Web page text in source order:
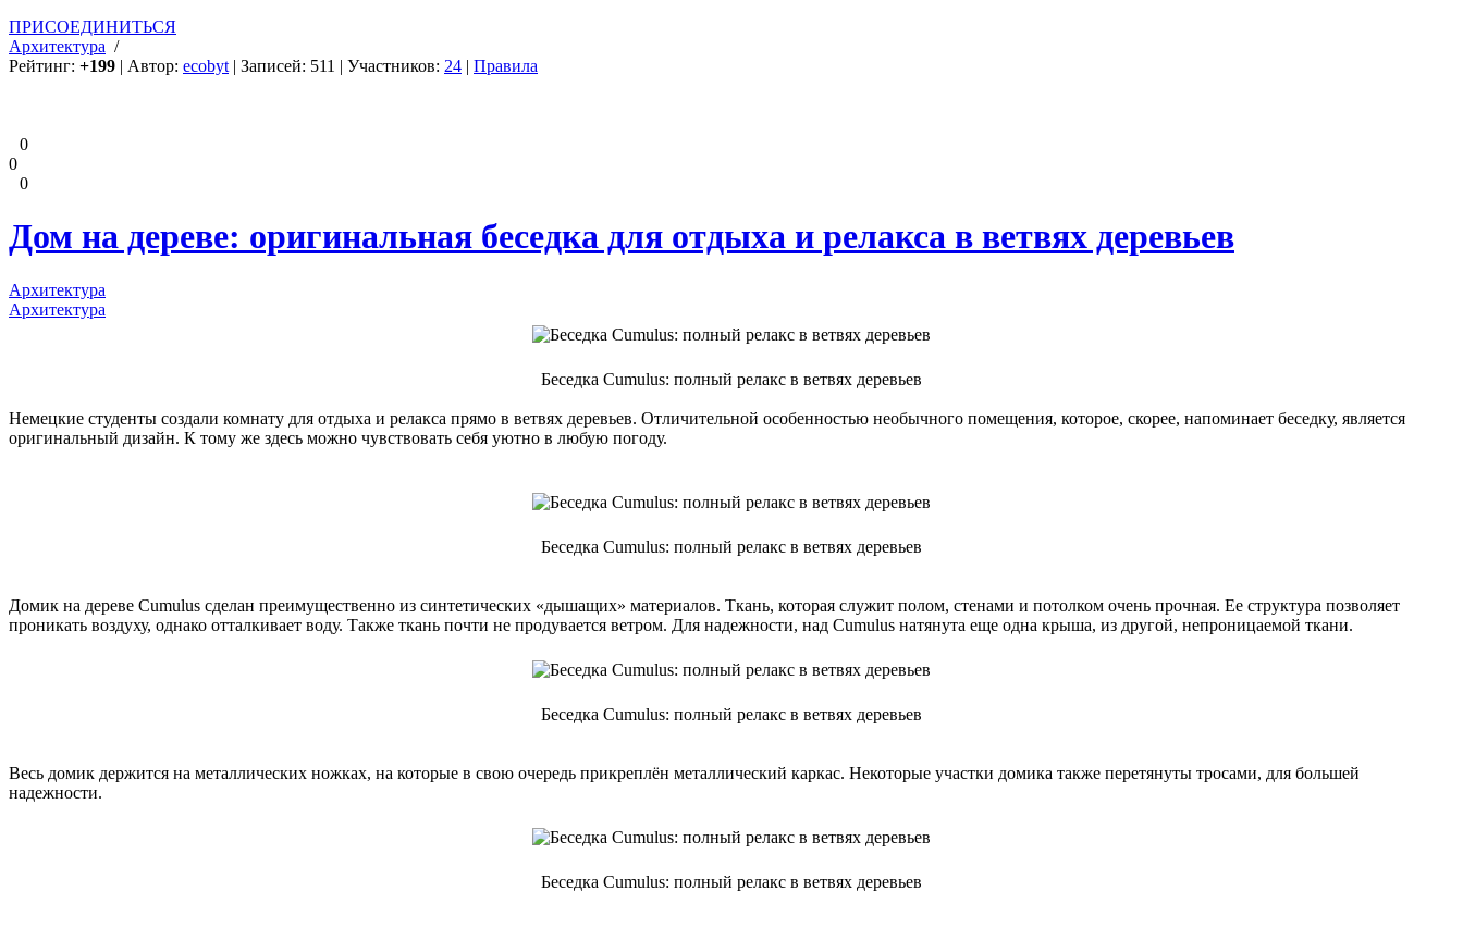
ПРИСОЕДИНИТЬСЯ
Архитектура /
Рейтинг: +199 | Автор: ecobyt | Записей: 511 | Участников: 24 | Правила
0
0
0
Дом на дереве: оригинальная беседка для отдыха и релакса в ветвях деревьев
Архитектура
Архитектура
Беседка Cumulus: полный релакс в ветвях деревьев
Немецкие студенты создали комнату для отдыха и релакса прямо в ветвях деревьев. Отличительной особенностью необычного помещения, которое, скорее, напоминает беседку, является
оригинальный дизайн. К тому же здесь можно чувствовать себя уютно в любую погоду.
Беседка Cumulus: полный релакс в ветвях деревьев
Домик на дереве Cumulus сделан преимущественно из синтетических «дышащих» материалов. Ткань, которая служит полом, стенами и потолком очень прочная. Ее структура позволяет
проникать воздуху, однако отталкивает воду. Также ткань почти не продувается ветром. Для надежности, над Cumulus натянута еще одна крыша, из другой, непроницаемой ткани.
Беседка Cumulus: полный релакс в ветвях деревьев
Весь домик держится на металлических ножках, на которые в свою очередь прикреплён металлический каркас. Некоторые участки домика также перетянуты тросами, для большей
надежности.
Беседка Cumulus: полный релакс в ветвях деревьев